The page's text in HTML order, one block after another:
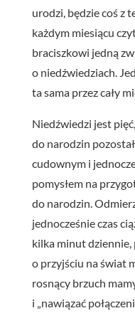
urodzi, będzie coś z
każdym miesiącu
braciszkowi jedną
o niedźwiedziach.
ta sama przez cały
Niedźwiedzi jest
do narodzin
cudownym i
pomysłem na
do narodzin.
jednocześnie czas
kilka minut dziennie,
o przyjściu na świat
rosnący brzuch
i „nawiązać